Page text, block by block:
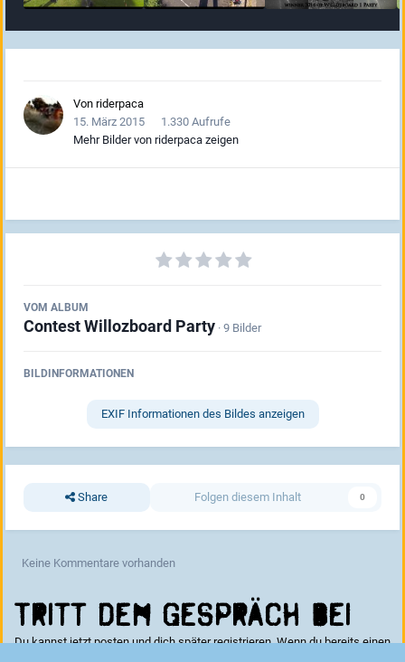
Von riderpaca
15. März 2015
1.330 Aufrufe
Mehr Bilder von riderpaca zeigen
VOM ALBUM
Contest Willozboard Party · 9 Bilder
BILDINFORMATIONEN
EXIF Informationen des Bildes anzeigen
Share Folgen diesem Inhalt 0
Keine Kommentare vorhanden
Tritt dem Gespräch bei
Du kannst jetzt posten und dich später registrieren. Wenn du bereits einen